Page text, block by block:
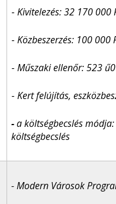
- Kivitelezés: 32 170 000
- Közbeszerzés: 100 000
- Műszaki ellenőr: 523
- Kert felújítás,
-a költségbecslés
költségbecslés
- Modern Városok